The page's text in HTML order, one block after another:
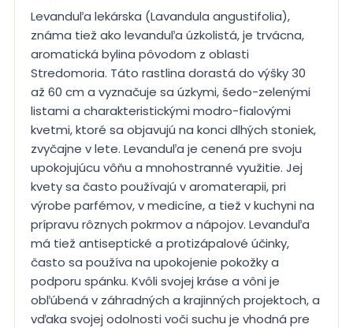
Levanduľa lekárska (Lavandula angustifolia),
známa tiež ako levanduľa úzkolistá, je trvácna,
aromatická bylina pôvodom z oblasti
Stredomoria. Táto rastlina dorastá do výšky 30
až 60 cm a vyznačuje sa úzkymi, šedo-zelenými
listami a charakteristickými modro-fialovými
kvetmi, ktoré sa objavujú na konci dlhých stoniek,
zvyčajne v lete. Levanduľa je cenená pre svoju
upokojujúcu vôňu a mnohostranné využitie. Jej
kvety sa často používajú v aromaterapii, pri
výrobe parfémov, v medicíne, a tiež v kuchyni na
prípravu rôznych pokrmov a nápojov. Levanduľa
má tiež antiseptické a protizápalové účinky,
často sa používa na upokojenie pokožky a
podporu spánku. Kvôli svojej kráse a vôni je
obľúbená v záhradných a krajinných projektoch, a
vďaka svojej odolnosti voči suchu je vhodná pre